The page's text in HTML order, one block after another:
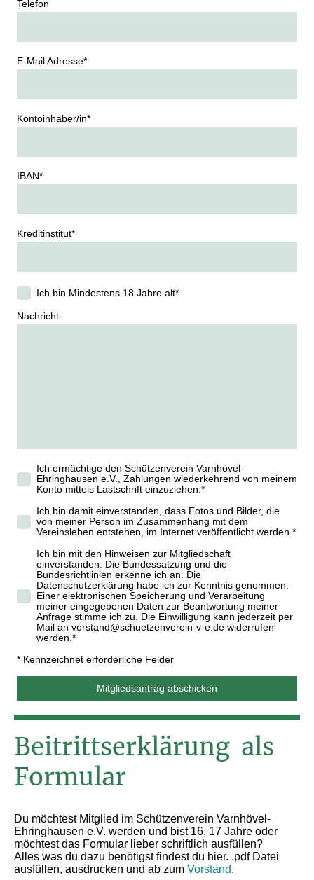
Telefon
E-Mail Adresse*
Kontoinhaber/in*
IBAN*
Kreditinstitut*
Ich bin Mindestens 18 Jahre alt*
Nachricht
Ich ermächtige den Schützenverein Varnhövel-
Ehringhausen e.V., Zahlungen wiederkehrend von meinem
Konto mittels Lastschrift einzuziehen.*
Ich bin damit einverstanden, dass Fotos und Bilder, die
von meiner Person im Zusammenhang mit dem
Vereinsleben entstehen, im Internet veröffentlicht werden.*
Ich bin mit den Hinweisen zur Mitgliedschaft
einverstanden. Die Bundessatzung und die
Bundesrichtlinien erkenne ich an. Die
Datenschutzerklärung habe ich zur Kenntnis genommen.
Einer elektronischen Speicherung und Verarbeitung
meiner eingegebenen Daten zur Beantwortung meiner
Anfrage stimme ich zu. Die Einwilligung kann jederzeit per
Mail an vorstand@schuetzenverein-v-e.de widerrufen
werden.*
* Kennzeichnet erforderliche Felder
Mitgliedsantrag abschicken
Beitrittserklärung als
Formular
Du möchtest Mitglied im Schützenverein Varnhövel-
Ehringhausen e.V. werden und bist 16, 17 Jahre oder
möchtest das Formular lieber schriftlich ausfüllen?
Alles was du dazu benötigst findest du hier. .pdf Datei
ausfüllen, ausdrucken und ab zum Vorstand.